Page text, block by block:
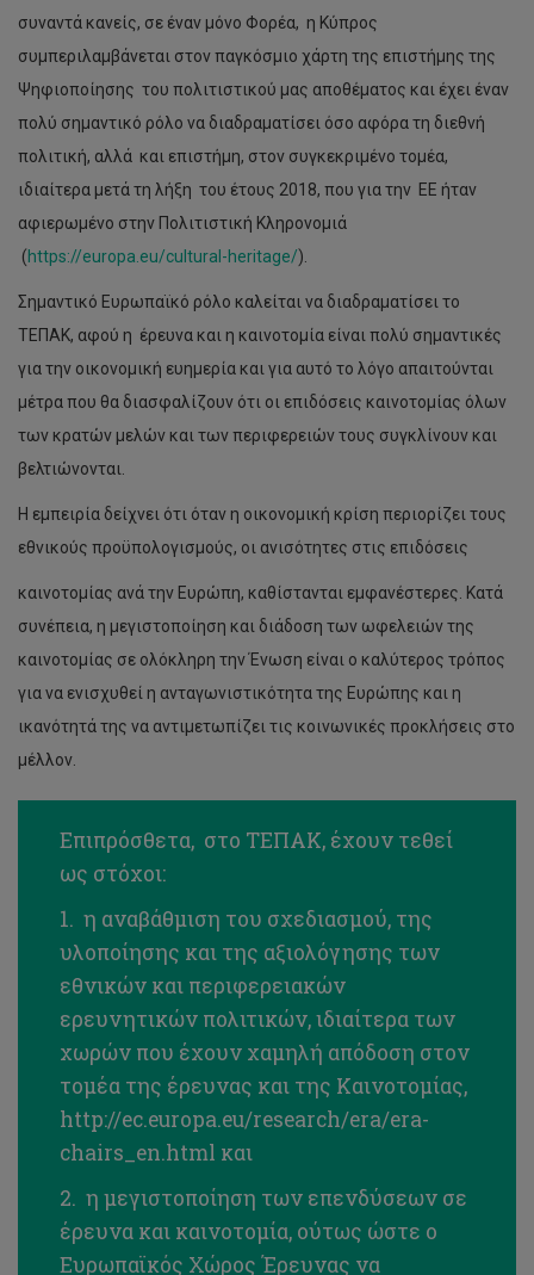
συναντά κανείς, σε έναν μόνο Φορέα, η Κύπρος
συμπεριλαμβάνεται στον παγκόσμιο χάρτη της επιστήμης της
Ψηφιοποίησης του πολιτιστικού μας αποθέματος και έχει έναν
πολύ σημαντικό ρόλο να διαδραματίσει όσο αφόρα τη διεθνή
πολιτική, αλλά και επιστήμη, στον συγκεκριμένο τομέα,
ιδιαίτερα μετά τη λήξη του έτους 2018, που για την ΕΕ ήταν
αφιερωμένο στην Πολιτιστική Κληρονομιά
(https://europa.eu/cultural-heritage/).
Σημαντικό Ευρωπαϊκό ρόλο καλείται να διαδραματίσει το
ΤΕΠΑΚ, αφού η έρευνα και η καινοτομία είναι πολύ σημαντικές
για την οικονομική ευημερία και για αυτό το λόγο απαιτούνται
μέτρα που θα διασφαλίζουν ότι οι επιδόσεις καινοτομίας όλων
των κρατών μελών και των περιφερειών τους συγκλίνουν και
βελτιώνονται.
Η εμπειρία δείχνει ότι όταν η οικονομική κρίση περιορίζει τους
εθνικούς προϋπολογισμούς, οι ανισότητες στις επιδόσεις
καινοτομίας ανά την Ευρώπη, καθίστανται εμφανέστερες. Κατά
συνέπεια, η μεγιστοποίηση και διάδοση των ωφελειών της
καινοτομίας σε ολόκληρη την Ένωση είναι ο καλύτερος τρόπος
για να ενισχυθεί η ανταγωνιστικότητα της Ευρώπης και η
ικανότητά της να αντιμετωπίζει τις κοινωνικές προκλήσεις στο
μέλλον.
Επιπρόσθετα, στο ΤΕΠΑΚ, έχουν τεθεί
ως στόχοι:
1. η αναβάθμιση του σχεδιασμού, της
υλοποίησης και της αξιολόγησης των
εθνικών και περιφερειακών
ερευνητικών πολιτικών, ιδιαίτερα των
χωρών που έχουν χαμηλή απόδοση στον
τομέα της έρευνας και της Καινοτομίας,
http://ec.europa.eu/research/era/era-
chairs_en.html και
2. η μεγιστοποίηση των επενδύσεων σε
έρευνα και καινοτομία, ούτως ώστε ο
Ευρωπαϊκός Χώρος Έρευνας να